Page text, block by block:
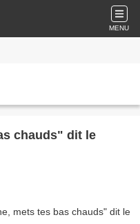
MENU
chauds" dit le